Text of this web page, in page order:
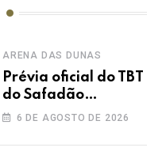
ARENA DAS DUNAS
Prévia oficial do TBT
do Safadão
acontece nesta
Dunas
6 DE AGOSTO DE 2026